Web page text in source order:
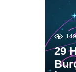
149
29